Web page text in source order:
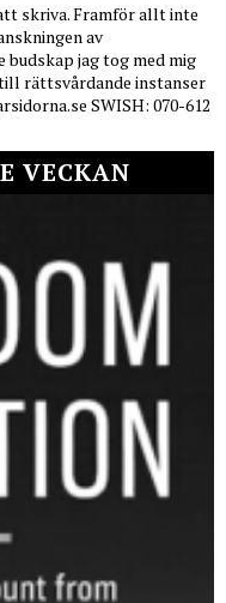
skriva. Framför allt inte
av
jag tog med mig
rättsvårdande instanser
SWISH: 070-612
VECKAN